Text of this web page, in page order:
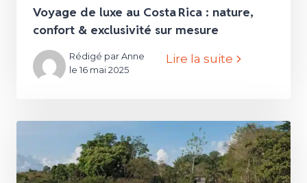
Voyage de luxe au Costa Rica : nature,
confort & exclusivité sur mesure
Rédigé par Anne
le 16 mai 2025
Lire la suite